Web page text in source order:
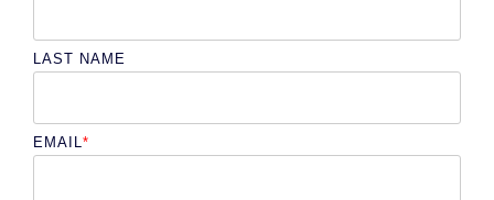
LAST NAME
EMAIL *